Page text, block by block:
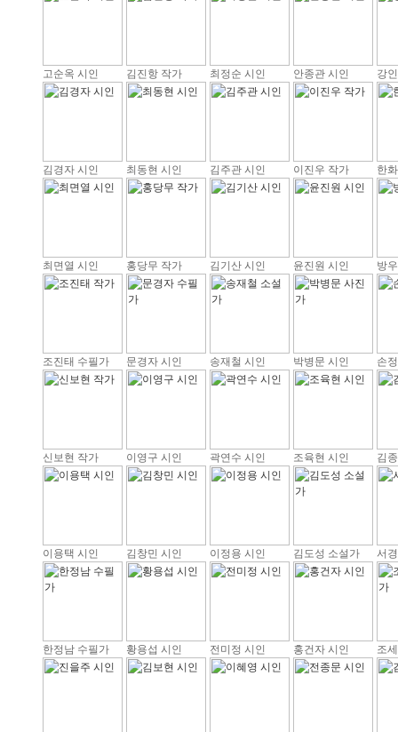
고순옥 시인 김진항 작가 최정순 시인 안종관 시인 강
김경자 시인 최동현 시인 김주관 시인 이진우 작가 한
최면열 시인 홍당무 작가 김기산 시인 윤진원 시인 방
조진태 수필가 문경자 시인 송재철 시인 박병문 시인 손
신보현 작가 이영구 시인 곽연수 시인 조육현 시인 김
이용택 시인 김창민 시인 이정용 시인 김도성 소설가 서
한정남 수필가 황용섭 시인 전미정 시인 홍건자 시인 조